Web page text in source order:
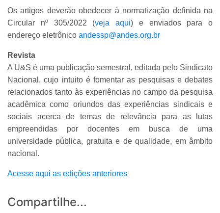
Os artigos deverão obedecer à normatização definida na
Circular nº 305/2022 (veja aqui) e enviados para o
endereço eletrônico andessp@andes.org.br
Revista
A U&S é uma publicação semestral, editada pelo Sindicato
Nacional, cujo intuito é fomentar as pesquisas e debates
relacionados tanto às experiências no campo da pesquisa
acadêmica como oriundos das experiências sindicais e
sociais acerca de temas de relevância para as lutas
empreendidas por docentes em busca de uma
universidade pública, gratuita e de qualidade, em âmbito
nacional.
Acesse aqui as edições anteriores
Compartilhe...